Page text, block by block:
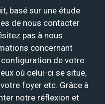
basé sur une étude
de nous contacter
pas à nous
concernant
de votre
où celui-ci se situe,
foyer etc. Grâce à
notre réflexion et